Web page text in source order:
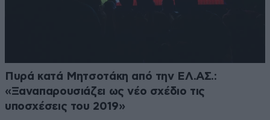
Πυρά κατά Μητσοτάκη από την ΕΛ.ΑΣ.:
«Ξαναπαρουσιάζει ως νέο σχέδιο τις
υποσχέσεις του 2019»